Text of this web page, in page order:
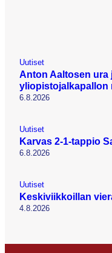
Uutiset
Anton Aaltosen ura
yliopistojalkapallon
6.8.2026
Uutiset
Karvas 2-1-tappio
6.8.2026
Uutiset
Keskiviikkoillan
4.8.2026